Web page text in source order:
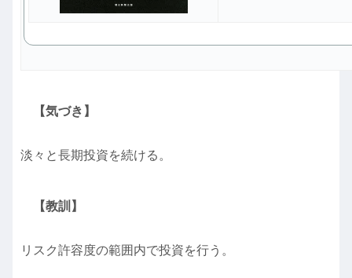
【気づき】
淡々と長期投資を続ける。
【教訓】
リスク許容度の範囲内で投資を行う。